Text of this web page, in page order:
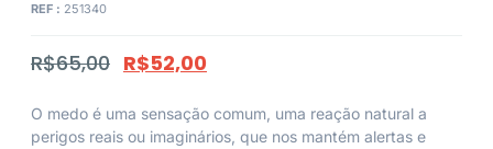
REF : 251340
R$65,00 R$52,00
O medo é uma sensação comum, uma reação natural a
perigos reais ou imaginários, que nos mantém alertas e